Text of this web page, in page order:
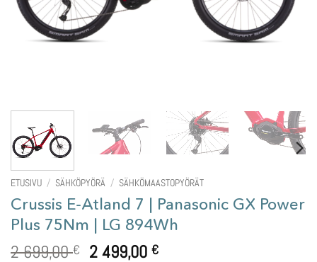
ETUSIVU / SÄHKÖPYÖRÄ / SÄHKÖMAASTOPYÖRÄT
Crussis E-Atland 7 | Panasonic GX Power
Plus 75Nm | LG 894Wh
2 699,00€ Alkuperäinen
2 499,00€Nykyinen